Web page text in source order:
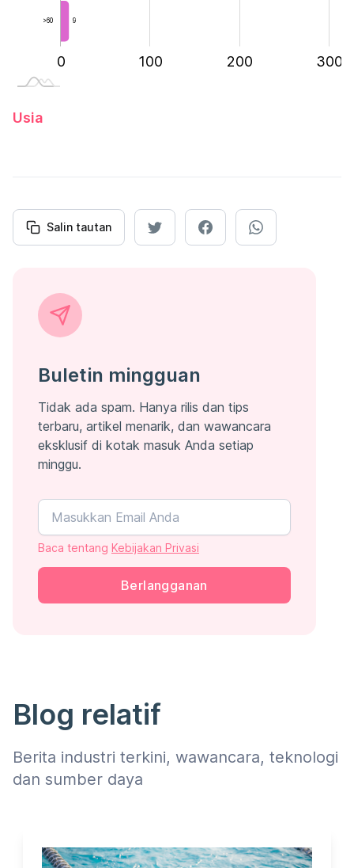
9
>60
-200
-100
0 100 200 300
400
Usia
Salin tautan
Buletin mingguan
Tidak ada spam. Hanya rilis dan tips
terbaru, artikel menarik, dan wawancara
eksklusif di kotak masuk Anda setiap
minggu.
Baca tentang Kebijakan Privasi
Berlangganan
Blog relatif
Berita industri terkini, wawancara, teknologi
dan sumber daya